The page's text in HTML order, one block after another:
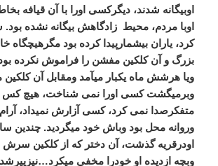
اوبیگانه شدند، دیگرکسی اورا با آن قیافه
اوبا مردم، محیط زادگاهش بیگانه نشده
کرد، یاران بیشمارپیدا کرده بود مگرهیچگاه
بزرگ و آن کلکین مفشن را فراموش نکرده
ویا هرشش ماه یکبار میآمد ومقابل آن کلکین
وبرمیگشت کسی اورا نمی شناخت، هیچ کس
متفکرصدا نمی کرد، کسی آزارش نمیداد،
وروانه محل بود وباش خود میگردید. چندین
اودرقریه گذشت، آن دختر که از کلکین
وبچه ازدیده او خودرا مخفی